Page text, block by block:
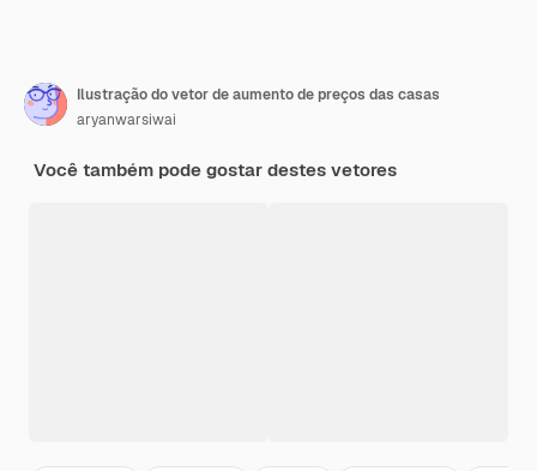
Ilustração do vetor de aumento de preços das casas
aryanwarsiwai
Você também pode gostar destes vetores